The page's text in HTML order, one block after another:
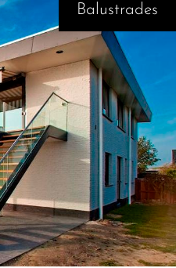
Balustrades